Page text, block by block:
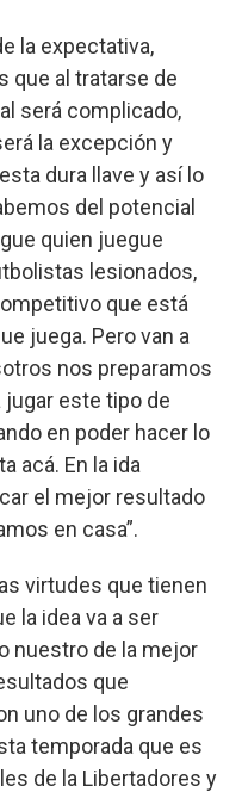
la expectativa,
que al tratarse de
será complicado,
la excepción y
dura llave y así lo
del potencial
quien juegue
lesionados,
que está
juega. Pero van a
nos preparamos
este tipo de
en poder hacer lo
acá. En la ida
el mejor resultado
en casa”.
virtudes que tienen
la idea va a ser
nuestro de la mejor
que
uno de los grandes
temporada que es
de la Libertadores y